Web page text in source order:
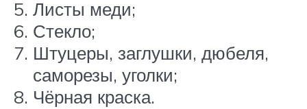
Листы меди;
Стекло;
Штуцеры, заглушки, дюбеля,
саморезы, уголки;
Чёрная краска.